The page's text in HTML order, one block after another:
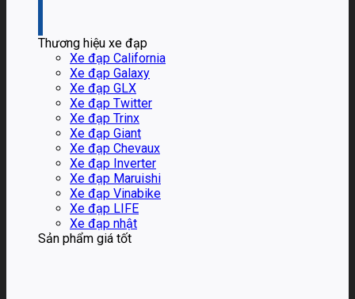
Thương hiệu xe đạp
Xe đạp California
Xe đạp Galaxy
Xe đạp GLX
Xe đạp Twitter
Xe đạp Trinx
Xe đạp Giant
Xe đạp Chevaux
Xe đạp Inverter
Xe đạp Maruishi
Xe đạp Vinabike
Xe đạp LIFE
Xe đạp nhật
Sản phẩm giá tốt